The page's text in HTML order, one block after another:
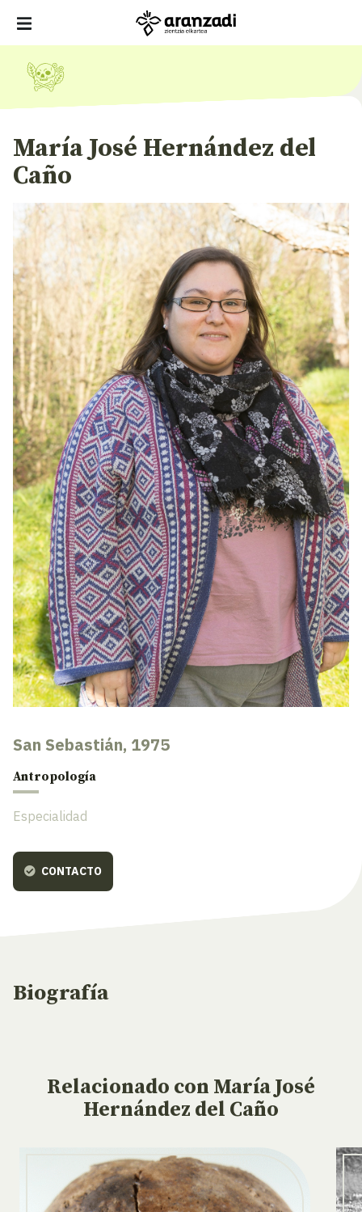
María José Hernández del
Caño
San Sebastián, 1975
Antropología
Especialidad
CONTACTO
Biografía
Relacionado con María José
Hernández del Caño